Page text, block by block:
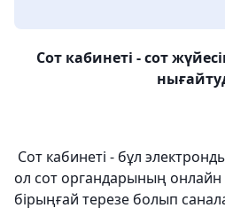
Сот кабинеті - сот
Сот кабинеті - бұл
ол сот органдарының онлайн
бірыңғай терезе болып